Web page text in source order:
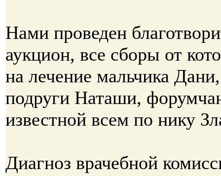
Нами проведен
аукцион, все сборы от
на лечение мальчика
подруги Наташи,
известной всем по нику
Диагноз врачебной